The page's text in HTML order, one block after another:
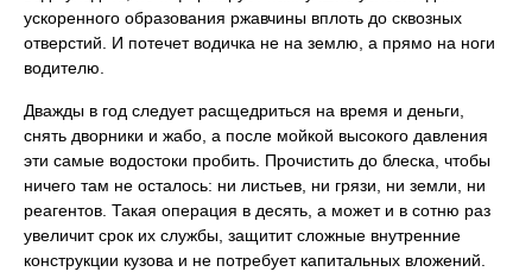
ускоренного образования ржавчины вплоть до сквозных
отверстий. И потечет водичка не на землю, а прямо на ноги
водителю.
Дважды в год следует расщедриться на время и деньги,
снять дворники и жабо, а после мойкой высокого давления
эти самые водостоки пробить. Прочистить до блеска, чтобы
ничего там не осталось: ни листьев, ни грязи, ни земли, ни
реагентов. Такая операция в десять, а может и в сотню раз
увеличит срок их службы, защитит сложные внутренние
конструкции кузова и не потребует капитальных вложений.